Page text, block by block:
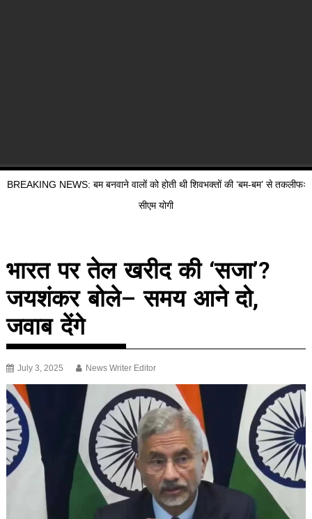
BREAKING NEWS: बम बनवाने वालों को होती थी शिवभक्तों की ‘बम-बम’ से तकलीफः
सीएम योगी
भारत पर तेल खरीद की ‘सजा’?
जयशंकर बोले– समय आने दो,
जवाब देंगे
July 3, 2025 News Writer Editor